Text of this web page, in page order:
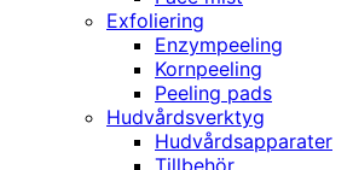
Exfoliering
Enzympeeling
Kornpeeling
Peeling pads
Hudvårdsverktyg
Hudvårdsapparater